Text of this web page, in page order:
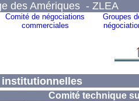
des Amériques - ZLEA
Comité de négociations
commerciales
Groupes
Comité technique